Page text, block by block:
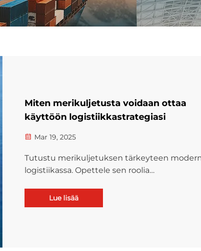
Miten merikuljetusta voidaan ottaa
käyttöön logistiikkastrategiasi
Mar 19, 2025
Tutustu merikuljetuksen tärkeyteen
logistiikassa. Opettele sen roolia
kustannustehokkuudesta
ilmakehäkuljetukseen verrattuna sekä
Lue lisää